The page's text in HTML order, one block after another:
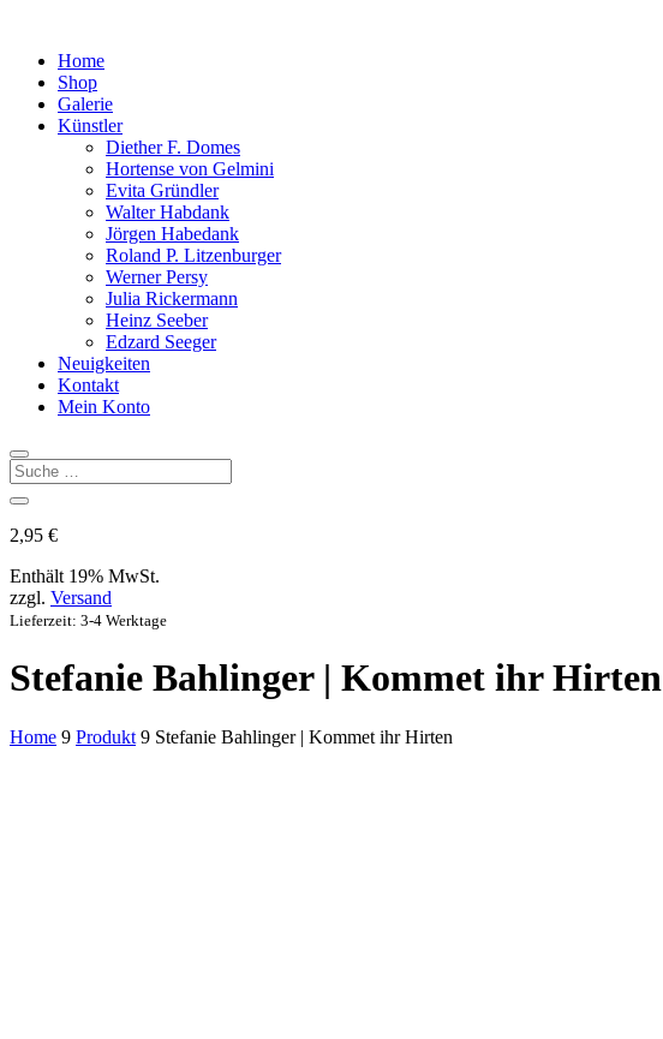
Home
Shop
Galerie
Künstler
Diether F. Domes
Hortense von Gelmini
Evita Gründler
Walter Habdank
Jörgen Habedank
Roland P. Litzenburger
Werner Persy
Julia Rickermann
Heinz Seeber
Edzard Seeger
Neuigkeiten
Kontakt
Mein Konto
2,95 €
Enthält 19% MwSt.
zzgl. Versand
Lieferzeit: 3-4 Werktage
Stefanie Bahlinger | Kommet ihr Hirten
Home 9 Produkt 9 Stefanie Bahlinger | Kommet ihr Hirten